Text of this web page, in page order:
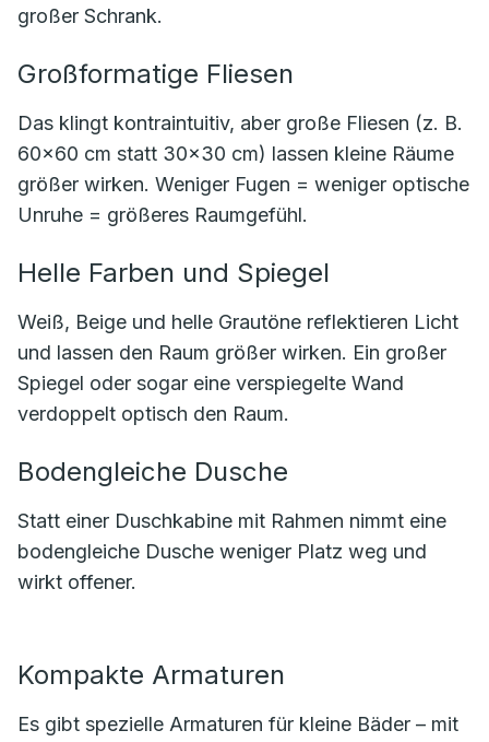
großer Schrank.
Großformatige Fliesen
Das klingt kontraintuitiv, aber große Fliesen (z. B.
60×60 cm statt 30×30 cm) lassen kleine Räume
größer wirken. Weniger Fugen = weniger optische
Unruhe = größeres Raumgefühl.
Helle Farben und Spiegel
Weiß, Beige und helle Grautöne reflektieren Licht
und lassen den Raum größer wirken. Ein großer
Spiegel oder sogar eine verspiegelte Wand
verdoppelt optisch den Raum.
Bodengleiche Dusche
Statt einer Duschkabine mit Rahmen nimmt eine
bodengleiche Dusche weniger Platz weg und
wirkt offener.
Kompakte Armaturen
Es gibt spezielle Armaturen für kleine Bäder – mit